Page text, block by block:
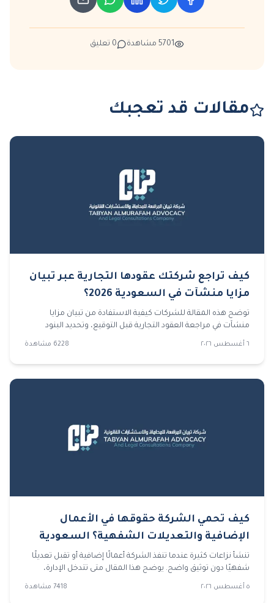
5701 مشاهدة 0 تعليق
مقالات قد تعجبك
كيف تراجع شركتك عقودها التجارية عبر تبيان
مزايا منشآت في السعودية 2026؟
توضح هذه المقالة للشركات كيفية الاستفادة من تبيان مزايا
منشآت في مراجعة العقود التجارية قبل التوقيع، وتحديد البنود
الخطرة، وتجهيز المستندات، وتجنب الأخطاء التي قد تقود إلى
٦ أغسطس ٢٠٢٦ 6228 مشاهدة
كيف تحمي الشركة حقوقها في الأعمال
الإضافية والتعديلات الشفهية؟ السعودية
2026
تنشأ نزاعات كثيرة عندما تنفذ الشركة أعمالًا إضافية أو تقبل تعديلًا
شفهيًا دون توثيق واضح. يوضح هذا المقال متى تتدخل الإدارة،
وكيف يراجع محامي شركات المستندات، وما الذي تحتاجه قضايا
٥ أغسطس ٢٠٢٦ 7418 مشاهدة